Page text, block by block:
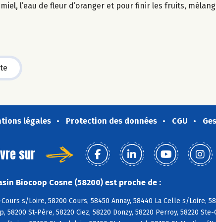
l’eau de fleur d’oranger et pour finir les fruits,
légales Protection des données CGU
sur
Biocoop Cosne (58200) est proche de :
s/Loire, 58200 Cours, 58450 Annay, 58440 La Celle s/Loire,
58200 St-Père, 58220 Ciez, 58220 Donzy, 58220 Perroy, 58220